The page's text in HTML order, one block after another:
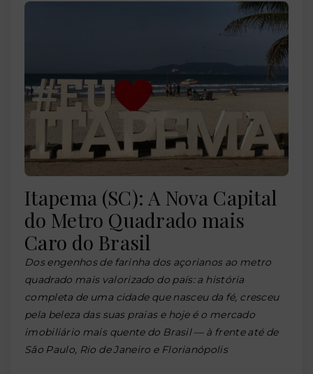
Itapema (SC): A Nova Capital
do Metro Quadrado mais
Caro do Brasil
Dos engenhos de farinha dos açorianos ao metro
quadrado mais valorizado do país: a história
completa de uma cidade que nasceu da fé, cresceu
pela beleza das suas praias e hoje é o mercado
imobiliário mais quente do Brasil — à frente até de
São Paulo, Rio de Janeiro e Florianópolis